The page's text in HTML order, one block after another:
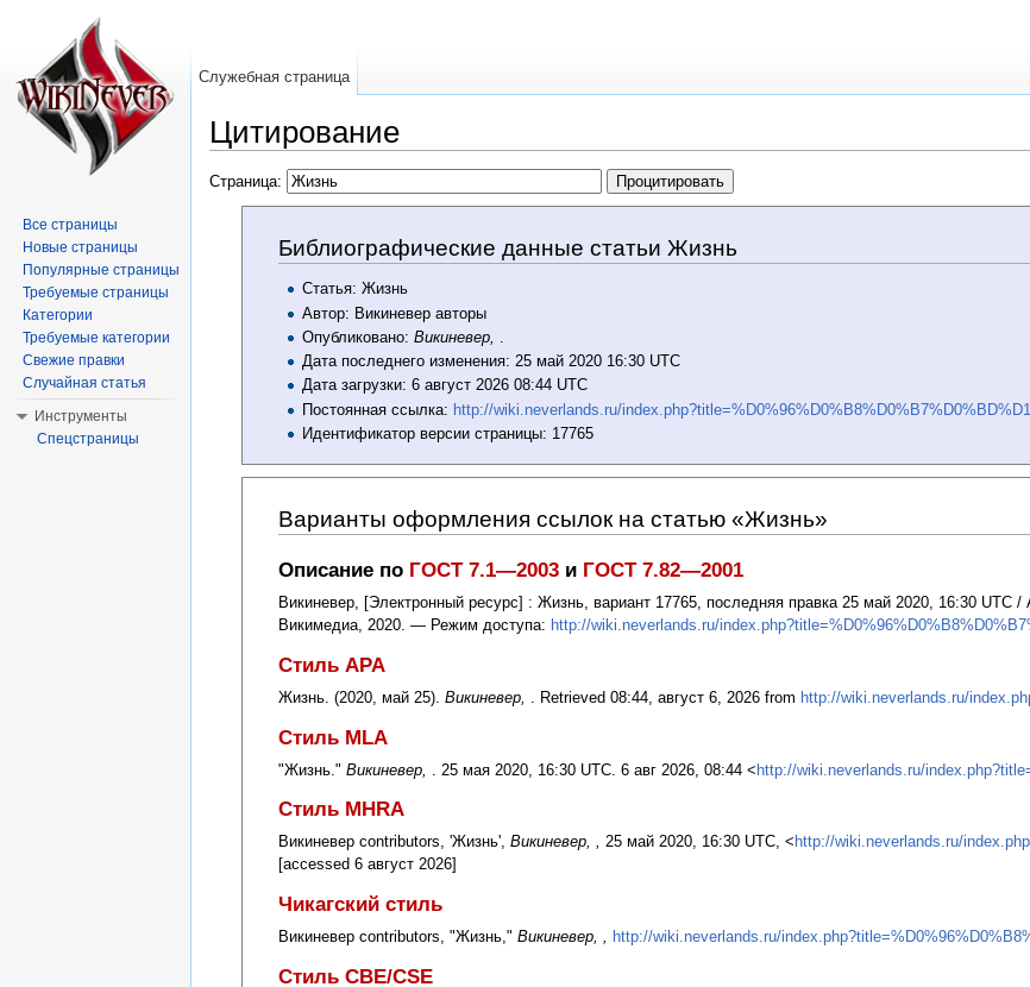
Цитирование
Страница:
Библиографические данные статьи Жизнь
Статья: Жизнь
Автор: Викиневер авторы
Опубликовано:Викиневер,
Дата последнего изменения: 25 май 2020 16:30 UTC
Дата загрузки: 6 август 2026 08:44 UTC
Постоянная ссылка: http://wiki.neverlands.ru/
Идентификатор версии страницы: 17765
Варианты оформления ссылок на статью «Жизнь»
Описание по ГОСТ 7.1—2003и ГОСТ 7.82—2001
Викиневер, [Электронный ресурс] : Жизнь, вариант 17765, последняя правка 25 май 2020, 16:30
Викимедиа, 2020. — Режим доступа: http://wiki.neverlands.ru/
Стиль APA
Жизнь. (2020, май 25). Викиневер, . Retrieved 08:44, август 6, 2026 from http://wiki.neverlands.ru/
Стиль MLA
"Жизнь." Викиневер, . 25 мая 2020, 16:30 UTC. 6 авг 2026, 08:44 <http://wiki.neverlands.ru/
Стиль MHRA
Викиневер contributors, 'Жизнь', Викиневер, , 25 май 2020, 16:30 UTC, < http://wiki.neverlands.ru/
[accessed 6 август 2026]
Чикагский стиль
Викиневер contributors, "Жизнь," Викиневер, , http://wiki.neverlands.ru/
Стиль CBE/CSE
Служебная страница
Все страницы
Новые страницы
Популярные страницы
Требуемые страницы
Категории
Требуемые категории
Свежие правки
Случайная статья
Инструменты
Спецстраницы